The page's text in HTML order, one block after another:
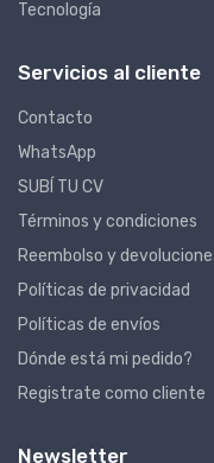
Tecnología
Servicios al cliente
Contacto
WhatsApp
SUBÍ TU CV
Términos y condiciones
Reembolso y
Políticas de privacidad
Políticas de envíos
Dónde está mi pedido?
Registrate como cliente
Newsletter